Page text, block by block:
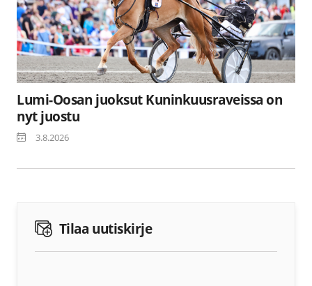
Lumi-Oosan juoksut Kuninkuusraveissa on
nyt juostu
3.8.2026
Tilaa uutiskirje